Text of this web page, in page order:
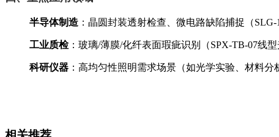
半导体制造 ：晶圆封装透射检查、微电路缺陷捕捉（SLG-
工业质检：玻璃/薄膜/化纤表面瑕疵识别（SPX-TB-07线型
科研仪器 ：高均匀性照明需求场景（如光学实验、材料分